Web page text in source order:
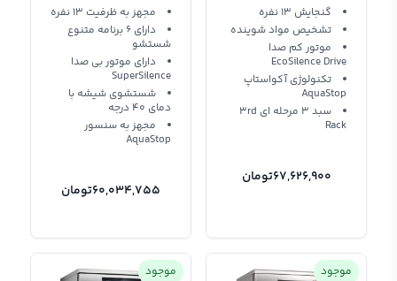
استیلگنجایش 13 نفره
تشخیص مواد شوینده
موتور کم صدا
EcoSilence Drive
تکنولوژی آکواستاپ
AquaStop
سبد 3 مرحله ای 3rd
Rack
67,626,900تومان
SMS46NB01B
مجهز به ظرفیت 13 نفره
دارای 6 برنامه متنوع
شستشو
دارای موتور بی صدا
SuperSilence
شستشوی شیشه با
دمای 40 درجه
مجهز به سنسور
AquaStop
60,034,755تومان
موجود موجود